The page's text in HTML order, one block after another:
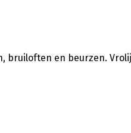
bruiloften en beurzen.